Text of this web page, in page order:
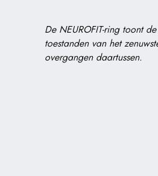
De NEUROFIT-ring toont
toestanden van het
overgangen daartussen.